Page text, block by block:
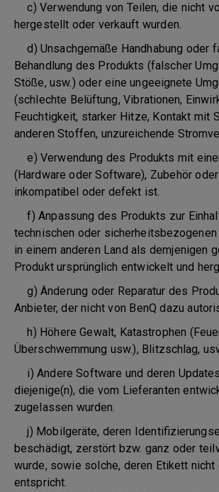
c) Verwendung von Teilen, die nicht
hergestellt oder verkauft wurden.
d) Unsachgemäße Handhabung oder
Behandlung des Produkts (falscher
Stöße, usw.) oder eine ungeeignete
(schlechte Belüftung, Vibrationen,
Feuchtigkeit, starker Hitze, Kontakt mit
anderen Stoffen, unzureichende
e) Verwendung des Produkts mit
(Hardware oder Software), Zubehör
inkompatibel oder defekt ist.
f) Anpassung des Produkts zur
technischen oder sicherheitsbezogenen
in einem anderen Land als demjenigen
Produkt ursprünglich entwickelt und
g) Änderung oder Reparatur des
Anbieter, der nicht von BenQ dazu
h) Höhere Gewalt, Katastrophen
Überschwemmung usw.), Blitzschlag,
i) Andere Software und deren
diejenige(n), die vom Lieferanten
zugelassen wurden.
j) Mobilgeräte, deren
beschädigt, zerstört bzw. ganz oder
wurde, sowie solche, deren Etikett nicht
entspricht.